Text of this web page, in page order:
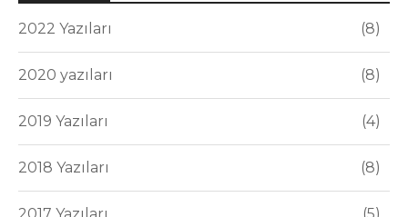
2022 Yazıları 8
2020 yazıları 8
2019 Yazıları 4
2018 Yazıları 8
2017 Yazıları 5